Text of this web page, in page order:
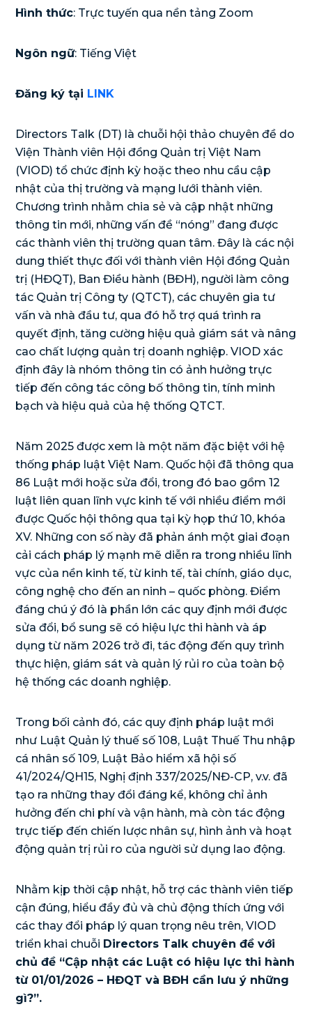
Hình thức: Trực tuyến qua nền tảng Zoom
Ngôn ngữ: Tiếng Việt
Đăng ký tại LINK
Directors Talk (DT) là chuỗi hội thảo chuyên đề do
Viện Thành viên Hội đồng Quản trị Việt Nam
(VIOD) tổ chức định kỳ hoặc theo nhu cầu cập
nhật của thị trường và mạng lưới thành viên.
Chương trình nhằm chia sẻ và cập nhật những
thông tin mới, những vấn đề “nóng” đang được
các thành viên thị trường quan tâm. Đây là các nội
dung thiết thực đối với thành viên Hội đồng Quản
trị (HĐQT), Ban Điều hành (BĐH), người làm công
tác Quản trị Công ty (QTCT), các chuyên gia tư
vấn và nhà đầu tư, qua đó hỗ trợ quá trình ra
quyết định, tăng cường hiệu quả giám sát và nâng
cao chất lượng quản trị doanh nghiệp. VIOD xác
định đây là nhóm thông tin có ảnh hưởng trực
tiếp đến công tác công bố thông tin, tính minh
bạch và hiệu quả của hệ thống QTCT.
Năm 2025 được xem là một năm đặc biệt với hệ
thống pháp luật Việt Nam. Quốc hội đã thông qua
86 Luật mới hoặc sửa đổi, trong đó bao gồm 12
luật liên quan lĩnh vực kinh tế với nhiều điểm mới
được Quốc hội thông qua tại kỳ họp thứ 10, khóa
XV. Những con số này đã phản ánh một giai đoạn
cải cách pháp lý mạnh mẽ diễn ra trong nhiều lĩnh
vực của nền kinh tế, từ kinh tế, tài chính, giáo dục,
công nghệ cho đến an ninh – quốc phòng. Điểm
đáng chú ý đó là phần lớn các quy định mới được
sửa đổi, bổ sung sẽ có hiệu lực thi hành và áp
dụng từ năm 2026 trở đi, tác động đến quy trình
thực hiện, giám sát và quản lý rủi ro của toàn bộ
hệ thống các doanh nghiệp.
Trong bối cảnh đó, các quy định pháp luật mới
như Luật Quản lý thuế số 108, Luật Thuế Thu nhập
cá nhân số 109, Luật Bảo hiểm xã hội số
41/2024/QH15, Nghị định 337/2025/NĐ-CP, v.v. đã
tạo ra những thay đổi đáng kể, không chỉ ảnh
hưởng đến chi phí và vận hành, mà còn tác động
trực tiếp đến chiến lược nhân sự, hình ảnh và hoạt
động quản trị rủi ro của người sử dụng lao động.
Nhằm kịp thời cập nhật, hỗ trợ các thành viên tiếp
cận đúng, hiểu đầy đủ và chủ động thích ứng với
các thay đổi pháp lý quan trọng nêu trên, VIOD
triển khai chuỗi Directors Talk chuyên đề với
chủ đề “Cập nhật các Luật có hiệu lực thi hành
từ 01/01/2026 – HĐQT và BĐH cần lưu ý những
gì?”.